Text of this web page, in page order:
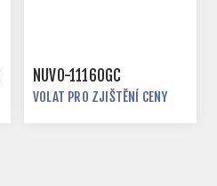
NUVO-11160GC
VOLAT PRO ZJIŠTĚNÍ CENY